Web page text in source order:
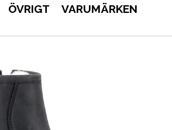
ÖVRIGT VARUMÄRKEN